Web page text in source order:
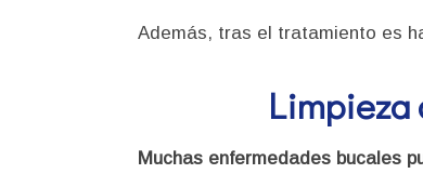
Además, tras el tratamiento es
Limpieza
Muchas enfermedades bucales